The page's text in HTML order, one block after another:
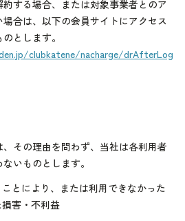
する場合、または対象事業者とのア
合は、以下の会員サイトにアクセス
とします。
clubkatene/nacharge/drAfterLog
その理由を問わず、当社は各利用者
いものとします。
とにより、または利用できなかった
害・不利益